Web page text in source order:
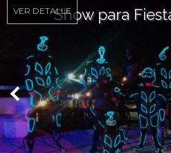
VER DETALLEShow para